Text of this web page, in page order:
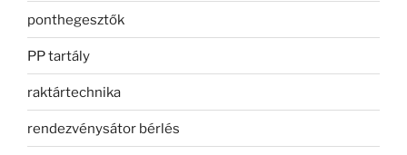
ponthegesztők
PP tartály
raktártechnika
rendezvénysátor bérlés